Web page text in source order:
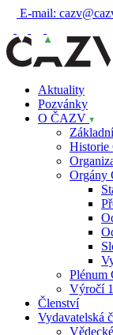
E-mail:
Aktuality
Pozvánky
O ČAZV
Orgány
Výročí
Členství
Vydavatelská